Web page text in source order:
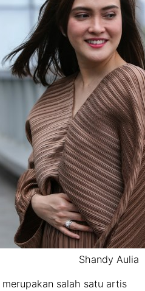
Shandy Aulia
salah satu artis